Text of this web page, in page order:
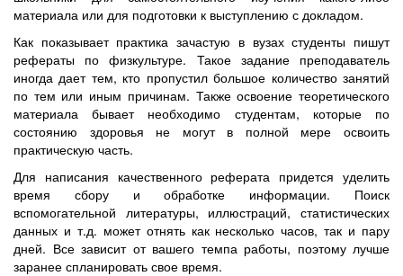
материала или для подготовки к выступлению с докладом.
Как показывает практика зачастую в вузах студенты пишут
рефераты по физкультуре. Такое задание преподаватель
иногда дает тем, кто пропустил большое количество занятий
по тем или иным причинам. Также освоение теоретического
материала бывает необходимо студентам, которые по
состоянию здоровья не могут в полной мере освоить
практическую часть.
Для написания качественного реферата придется уделить
время сбору и обработке информации. Поиск
вспомогательной литературы, иллюстраций, статистических
данных и т.д. может отнять как несколько часов, так и пару
дней. Все зависит от вашего темпа работы, поэтому лучше
заранее спланировать свое время.